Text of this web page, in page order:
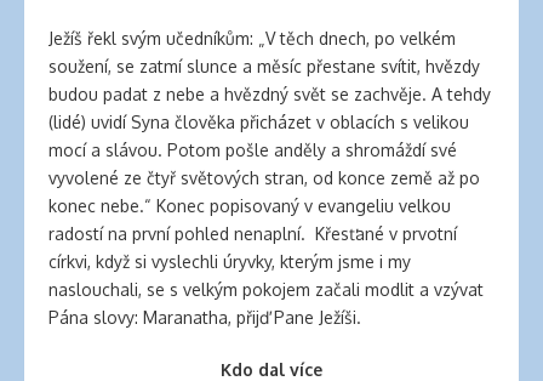
Ježíš řekl svým učedníkům: „V těch dnech, po velkém
soužení, se zatmí slunce a měsíc přestane svítit, hvězdy
budou padat z nebe a hvězdný svět se zachvěje. A tehdy
(lidé) uvidí Syna člověka přicházet v oblacích s velikou
mocí a slávou. Potom pošle anděly a shromáždí své
vyvolené ze čtyř světových stran, od konce země až po
konec nebe.“ Konec popisovaný v evangeliu velkou
radostí na první pohled nenaplní. Křesťané v prvotní
církvi, když si vyslechli úryvky, kterým jsme i my
naslouchali, se s velkým pokojem začali modlit a vzývat
Pána slovy: Maranatha, přijď Pane Ježíši.
Kdo dal více